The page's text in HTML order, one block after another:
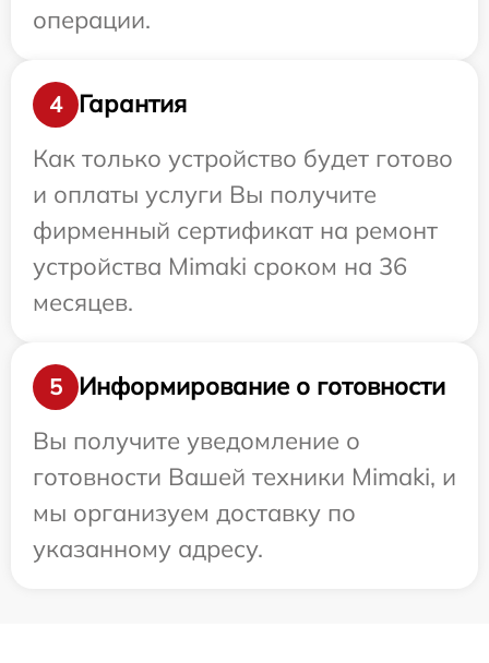
операции.
4
Гарантия
Как только устройство будет готово
и оплаты услуги Вы получите
фирменный сертификат на ремонт
устройства Mimaki сроком на 36
месяцев.
5
Информирование о готовности
Вы получите уведомление о
готовности Вашей техники Mimaki, и
мы организуем доставку по
указанному адресу.